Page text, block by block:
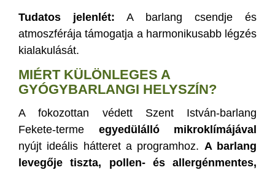
Tudatos jelenlét: A barlang csendje és
atmoszférája támogatja a harmonikusabb légzés
kialakulását.
MIÉRT KÜLÖNLEGES A
GYÓGYBARLANGI HELYSZÍN?
A fokozottan védett Szent István-barlang
Fekete-terme egyedülálló mikroklímájával
nyújt ideális hátteret a programhoz. A barlang
levegője tiszta, pollen- és allergénmentes,